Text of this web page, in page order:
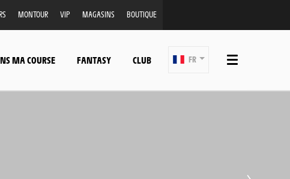
MONTOUR VIP MAGASINS BOUTIQUE
MA COURSE FANTASY CLUB FR